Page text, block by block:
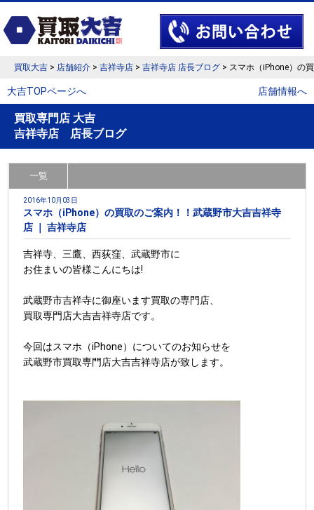
買取大吉 > 店舗紹介 > 吉祥寺店 > 吉祥寺店 店長ブログ > スマホ（iPhone）の
大吉TOPページへ 店舗情報へ
買取専門店 大吉
吉祥寺店 店長ブログ
一覧
2016年10月03日
スマホ（iPhone）の買取のご案内！！武蔵野市大吉吉祥寺
店 ｜ 吉祥寺店
吉祥寺、三鷹、西荻窪、武蔵野市に
お住まいの皆様こんにちは!
武蔵野市吉祥寺に御座います買取の専門店、
買取専門店大吉吉祥寺店です。
今回はスマホ（iPhone）についてのお知らせを
武蔵野市買取専門店大吉吉祥寺店が致します。